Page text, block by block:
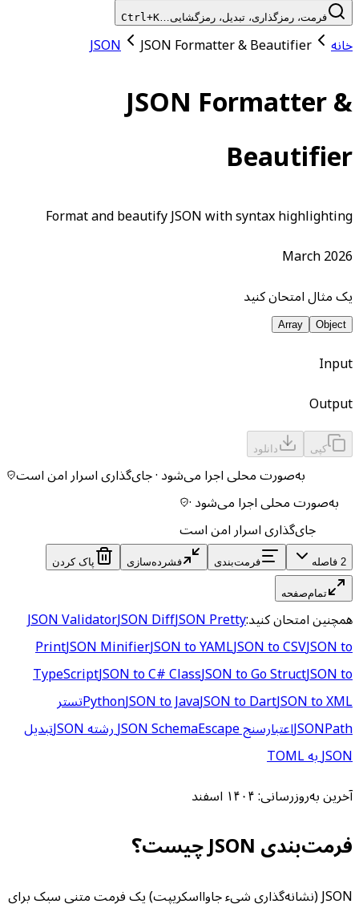
فرمت، رمزگذاری، تبدیل، رمزگشایی…Ctrl+K
خانه JSON JSON Formatter & Beautifier
JSON Formatter &
Beautifier
Format and beautify JSON with syntax highlighting
March 2026
یک مثال امتحان کنید
Object
Array
Input
Output
کپی دانلود
به‌صورت محلی اجرا می‌شود · جای‌گذاری اسرار امن است
به‌صورت محلی اجرا می‌شود ·
جای‌گذاری اسرار امن است
2 فاصله فرمت‌بندی فشرده‌سازی پاک کردن
تمام‌صفحه
همچنین امتحان کنید: JSON ValidatorJSON DiffJSON Pretty
PrintJSON MinifierJSON to YAMLJSON to CSVJSON to
TypeScriptJSON to C# ClassJSON to Go StructJSON to
PythonJSON to JavaJSON to DartJSON to XML
تستر
JSONPathاعتبارسنج JSON SchemaEscape رشته JSON
تبدیل
JSON به TOML
آخرین به‌روزرسانی:۱۴۰۴ اسفند
فرمت‌بندی JSON چیست؟
JSON (نشانه‌گذاری شیء جاوااسکریپت) یک فرمت متنی سبک برای